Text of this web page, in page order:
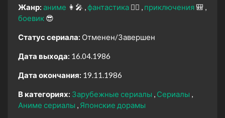
Жанр: аниме 👩‍🎤 фантастика 🧙‍♀️ приключения 🎒
боевик 😎
Статус сериала: Отменен/Завершен
Дата выхода: 16.04.1986
Дата окончания: 19.11.1986
В категориях: Зарубежные сериалы
Сериалы
Аниме сериалы
Японские дорамы